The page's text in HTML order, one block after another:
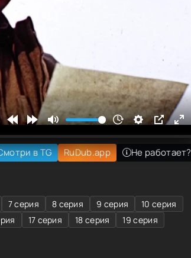
в TG RuDub.app Не работает?
7 серия 8 серия 9 серия
10 серия
17 серия 18 серия
19 серия